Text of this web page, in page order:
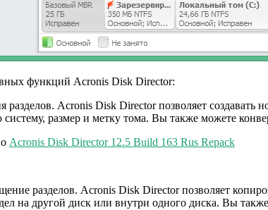
функций Acronis Disk Director:
разделов. Acronis Disk Director позволяет
размер и метку тома. Вы также можете
Acronis Disk Director 12.5 Build 163 Rus Repack
разделов. Acronis Disk Director позволяет
на другой диск или внутри одного диска. Вы